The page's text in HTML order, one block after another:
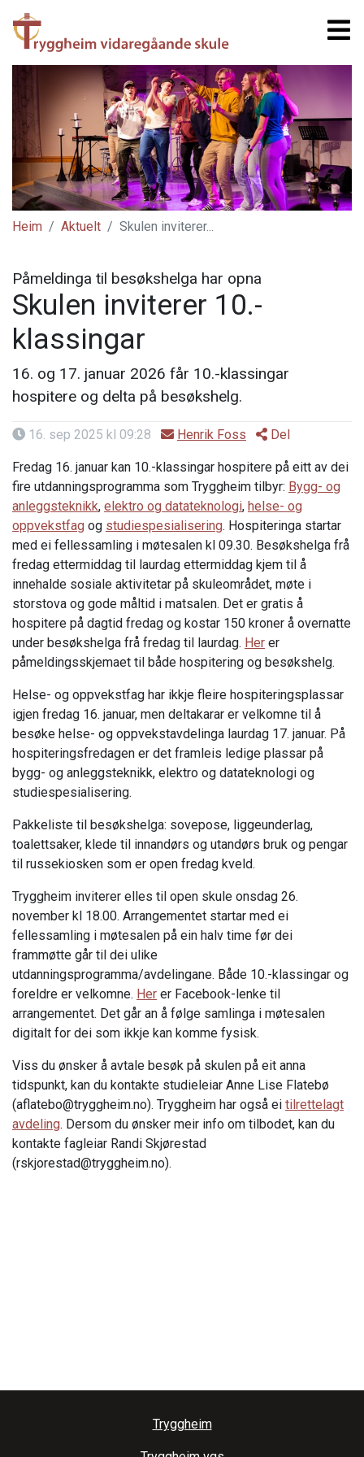
Heim Aktuelt Skulen inviterer...
Påmeldinga til besøkshelga har opna
Skulen inviterer 10.-
klassingar
16. og 17. januar 2026 får 10.-klassingar
hospitere og delta på besøkshelg.
16. sep 2025 kl 09:28 Henrik Foss Del
Fredag 16. januar kan 10.-klassingar hospitere på eitt av dei
fire utdanningsprogramma som Tryggheim tilbyr: Bygg- og
anleggsteknikk, elektro og datateknologi, helse- og
oppvekstfag og studiespesialisering. Hospiteringa startar
med ei fellessamling i møtesalen kl 09.30. Besøkshelga frå
fredag ettermiddag til laurdag ettermiddag kjem til å
innehalde sosiale aktivitetar på skuleområdet, møte i
storstova og gode måltid i matsalen. Det er gratis å
hospitere på dagtid fredag og kostar 150 kroner å overnatte
under besøkshelga frå fredag til laurdag. Her er
påmeldingsskjemaet til både hospitering og besøkshelg.
Helse- og oppvekstfag har ikkje fleire hospiteringsplassar
igjen fredag 16. januar, men deltakarar er velkomne til å
besøke helse- og oppvekstavdelinga laurdag 17. januar. På
hospiteringsfredagen er det framleis ledige plassar på
bygg- og anleggsteknikk, elektro og datateknologi og
studiespesialisering.
Pakkeliste til besøkshelga: sovepose, liggeunderlag,
toalettsaker, klede til innandørs og utandørs bruk og pengar
til russekiosken som er open fredag kveld.
Tryggheim inviterer elles til open skule onsdag 26.
november kl 18.00. Arrangementet startar med ei
fellessamling i møtesalen på ein halv time før dei
frammøtte går til dei ulike
utdanningsprogramma/avdelingane. Både 10.-klassingar og
foreldre er velkomne. Her er Facebook-lenke til
arrangementet. Det går an å følge samlinga i møtesalen
digitalt for dei som ikkje kan komme fysisk.
Viss du ønsker å avtale besøk på skulen på eit anna
tidspunkt, kan du kontakte studieleiar Anne Lise Flatebø
(aflatebo@tryggheim.no). Tryggheim har også ei tilrettelagt
avdeling. Dersom du ønsker meir info om tilbodet, kan du
kontakte fagleiar Randi Skjørestad
(rskjorestad@tryggheim.no).
Tryggheim